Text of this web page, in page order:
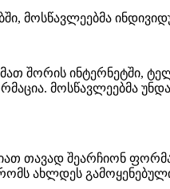
მოსწავლეებმა
შორის ინტერნეტში,
მოსწავლეებმა
თავად შეარჩიონ
ახლდეს